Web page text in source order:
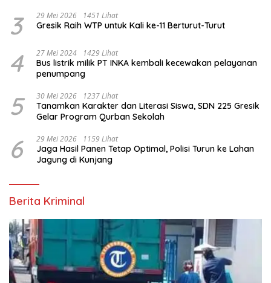
3 29 Mei 2026 1451 Lihat
Gresik Raih WTP untuk Kali ke-11 Berturut-Turut
4 27 Mei 2024 1429 Lihat
Bus listrik milik PT INKA kembali kecewakan pelayanan
penumpang
5 30 Mei 2026 1237 Lihat
Tanamkan Karakter dan Literasi Siswa, SDN 225 Gresik
Gelar Program Qurban Sekolah
6 29 Mei 2026 1159 Lihat
Jaga Hasil Panen Tetap Optimal, Polisi Turun ke Lahan
Jagung di Kunjang
Berita Kriminal